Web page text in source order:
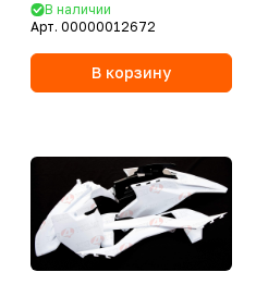
В наличии
Арт. 00000012672
В корзину